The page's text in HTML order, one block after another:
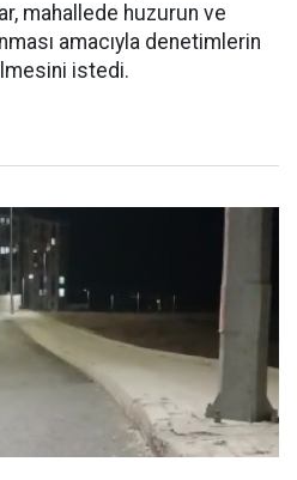
mahallede huzurun ve
amacıyla denetimlerin
istedi.